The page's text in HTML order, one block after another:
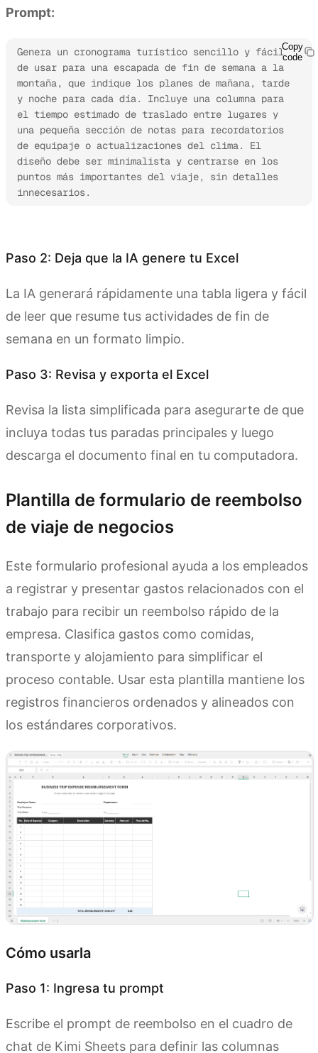
Prompt:
Genera un cronograma turístico sencillo y fácil
de usar para una escapada de fin de semana a la
montaña, que indique los planes de mañana, tarde
y noche para cada día. Incluye una columna para
el tiempo estimado de traslado entre lugares y
una pequeña sección de notas para recordatorios
de equipaje o actualizaciones del clima. El
diseño debe ser minimalista y centrarse en los
puntos más importantes del viaje, sin detalles
innecesarios.
Copy
code
Paso 2: Deja que la IA genere tu Excel
La IA generará rápidamente una tabla ligera y fácil
de leer que resume tus actividades de fin de
semana en un formato limpio.
Paso 3: Revisa y exporta el Excel
Revisa la lista simplificada para asegurarte de que
incluya todas tus paradas principales y luego
descarga el documento final en tu computadora.
Plantilla de formulario de reembolso
de viaje de negocios
Este formulario profesional ayuda a los empleados
a registrar y presentar gastos relacionados con el
trabajo para recibir un reembolso rápido de la
empresa. Clasifica gastos como comidas,
transporte y alojamiento para simplificar el
proceso contable. Usar esta plantilla mantiene los
registros financieros ordenados y alineados con
los estándares corporativos.
Cómo usarla
Paso 1: Ingresa tu prompt
Escribe el prompt de reembolso en el cuadro de
chat de Kimi Sheets para definir las columnas